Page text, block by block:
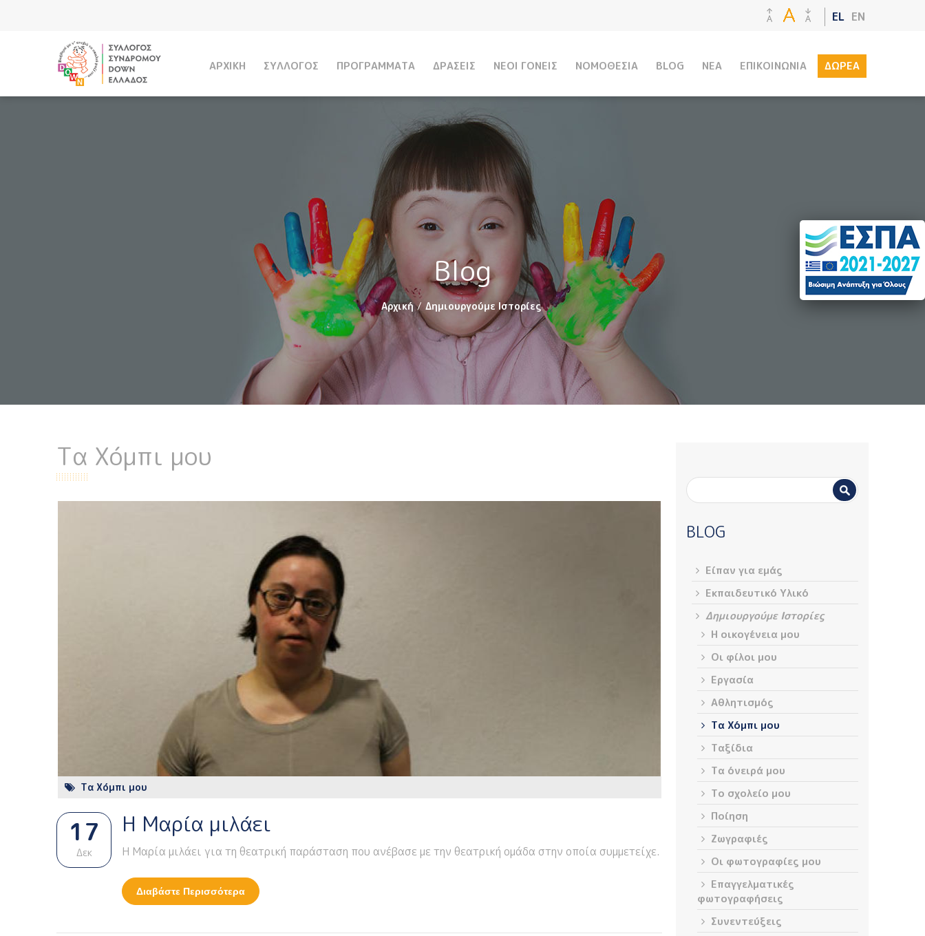
EL EN
ΑΡΧΙΚΗ ΣΥΛΛΟΓΟΣ ΠΡΟΓΡΑΜΜΑΤΑ ΔΡΑΣΕΙΣ ΝΕΟΙ ΓΟΝΕΙΣ ΝΟΜΟΘΕΣΙΑ BLOG ΝΕΑ ΕΠΙΚΟΙΝΩΝΙΑ ΔΩΡΕΑ
Blog
Αρχική Δημιουργούμε Ιστορίες
Τα Χόμπι μου
Τα Χόμπι μου
17
Δεκ
Η Μαρία μιλάει
Η Μαρία μιλάει για τη θεατρική παράσταση που ανέβασε με την θεατρική ομάδα στην οποία συμμετείχε.
Διαβάστε Περισσότερα Για Η Μαρία Μιλάει
Φόρμα
αναζήτησης
Αναζήτηση
BLOG
Είπαν για εμάς
Εκπαιδευτικό Υλικό
Δημιουργούμε Ιστορίες
H oικογένεια μου
Οι φίλοι μου
Εργασία
Αθλητισμός
Τα Χόμπι μου
Ταξίδια
Τα όνειρά μου
Το σχολείο μου
Ποίηση
Ζωγραφιές
Οι φωτογραφίες μου
Επαγγελματικές
φωτογραφήσεις
Συνεντεύξεις